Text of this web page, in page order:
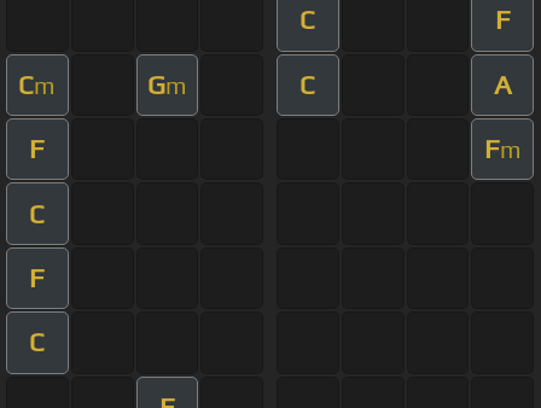
C F
Cm Gm C A
F Fm
C
F
C